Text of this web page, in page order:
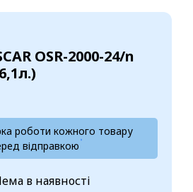
OSR-2000-24/n
роботи кожного товару
відправкою
в наявності